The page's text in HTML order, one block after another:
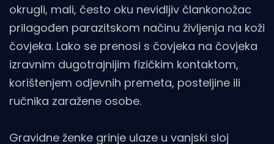
okrugli, mali, često oku nevidljiv člankonožac
prilagođen parazitskom načinu življenja na koži
čovjeka. Lako se prenosi s čovjeka na čovjeka
izravnim dugotrajnijim fizičkim kontaktom,
korištenjem odjevnih premeta, posteljine ili
ručnika zaražene osobe.
Gravidne ženke grinje ulaze u vanjski sloj